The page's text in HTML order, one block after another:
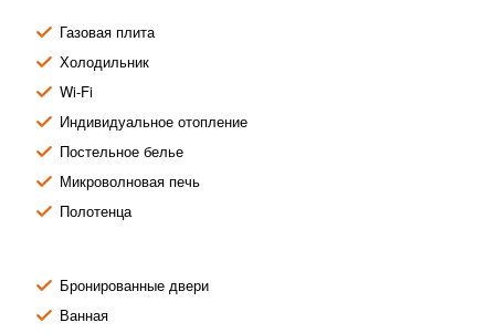
Газовая плита
Холодильник
Wi-Fi
Индивидуальное отопление
Постельное белье
Микроволновая печь
Полотенца
Бронированные двери
Ванная